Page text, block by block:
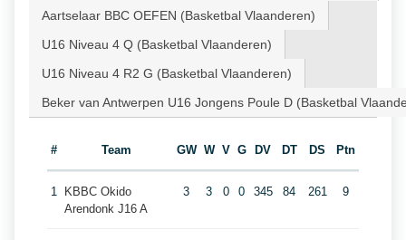
Aartselaar BBC OEFEN (Basketbal Vlaanderen)
U16 Niveau 4 Q (Basketbal Vlaanderen)
U16 Niveau 4 R2 G (Basketbal Vlaanderen)
Beker van Antwerpen U16 Jongens Poule D (Basketbal
# Team GW W V G DV DT DS Ptn
1
KBBC Okido
Arendonk J16 A
3 3 0 0 345 84 261 9